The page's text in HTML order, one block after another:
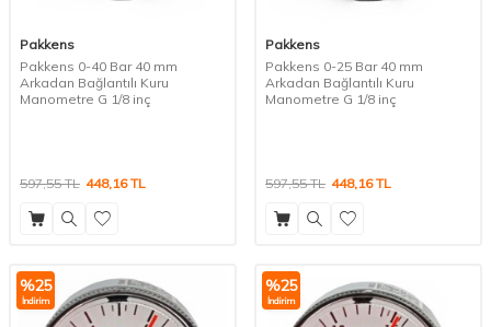
Pakkens
Pakkens 0-40 Bar 40 mm
Arkadan Bağlantılı Kuru
Manometre G 1/8 inç
597,55TL 448,16TL
Pakkens
Pakkens 0-25 Bar 40 mm
Arkadan Bağlantılı Kuru
Manometre G 1/8 inç
597,55TL 448,16TL
%25
İndirim
%25
İndirim